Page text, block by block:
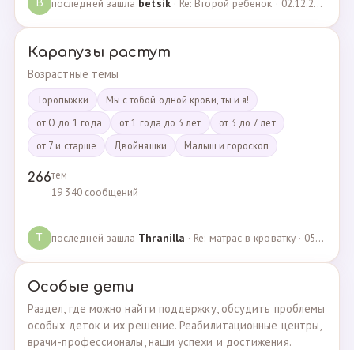
B последней зашла betsik· Re: Второй ребенок · 02.12.2023
Карапузы растут
Возрастные темы
Торопыжки
Мы с тобой одной крови, ты и я!
от О до 1 года
от 1 года до 3 лет
от 3 до 7 лет
от 7 и старше
Двойняшки Малыш и гороскоп
266тем
19 340 сообщений
T последней зашла Thranilla · Re: матрас в кроватку · 05.05.2024
Особые дети
Раздел, где можно найти поддержку, обсудить проблемы
особых деток и их решение. Реабилитационные центры,
врачи-профессионалы, наши успехи и достижения.